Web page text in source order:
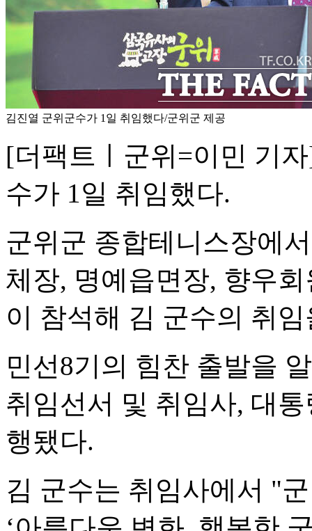
김진열 군위군수가 1일 취임했다/군위군 제공
[더팩트ㅣ군위=이민 기
수가 1일 취임했다.
군위군 종합테니스장에
체장, 명예읍면장, 향우
이 참석해 김 군수의 취
민선8기의 힘찬 출발을
취임선서 및 취임사, 대
행됐다.
김 군수는 취임사에서 "